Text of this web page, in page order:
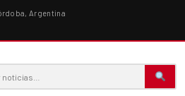
Argentina